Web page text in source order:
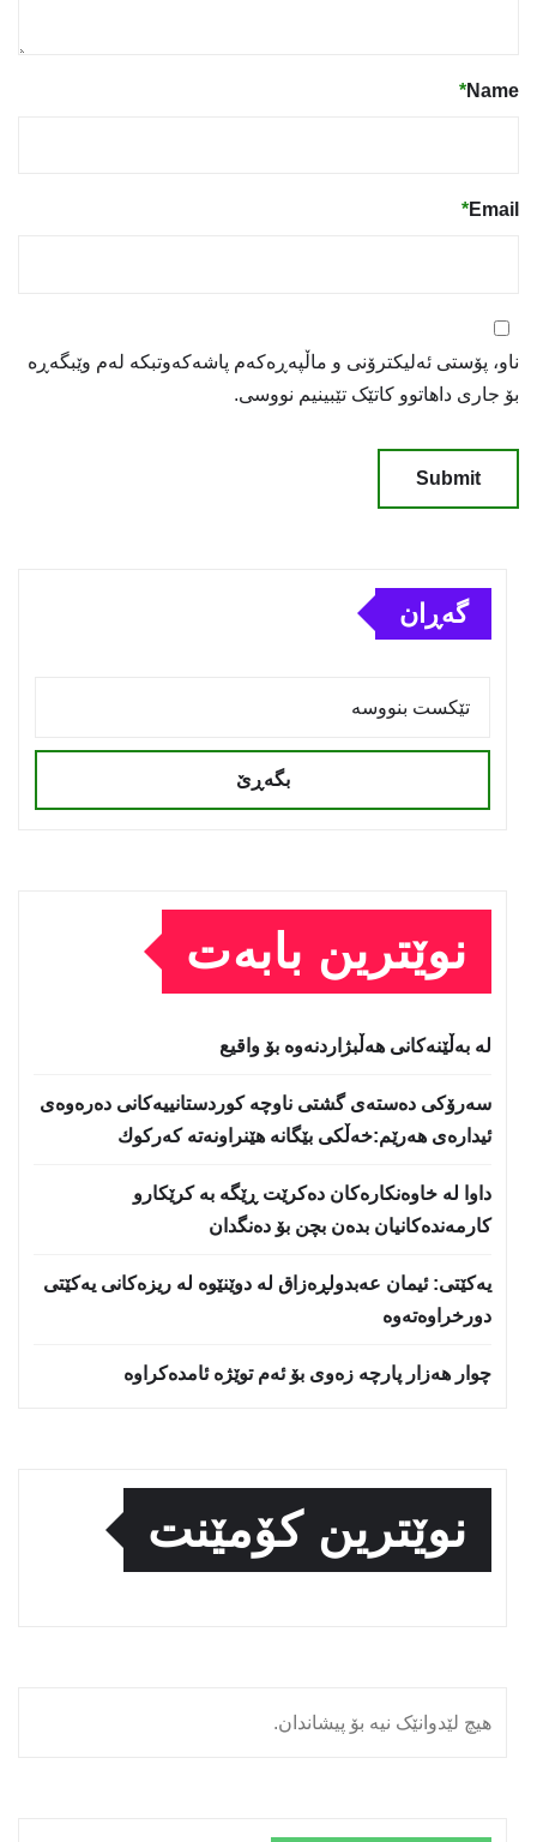
Name
*
Email
*
ناو، پۆستی ئەلیکترۆنی و ماڵپەڕەکەم پاشەکەوتبکە لەم وێبگەڕە
بۆ جاری داهاتوو کاتێک تێبینیم نووسی.
گەڕان
بگەڕێ
نوێترین بابەت
لە بەڵێنەکانی هەڵبژاردنەوە بۆ واقیع
سه‌رۆكی دەستەی گشتی ناوچە كوردستانییەكانی دەرەوەی
ئیدارەی هەرێم:خه‌ڵكی بێگانه‌ هێنراونه‌ته‌ كه‌ركوك
داوا لە خاوەنکارەکان دەکرێت ڕێگە بە کرێکارو
کارمەندەکانیان بدەن بچن بۆ دەنگدان
یه‌كێتی: ئیمان عه‌بدولڕه‌زاق له‌ دوێنێوه‌ له‌ ریزه‌كانی یه‌كێتی
دورخراوه‌ته‌وه‌
چوار هەزار پارچە زەوی بۆ ئەم توێژە ئامدەکراوە
نوێترین کۆمێنت
هیچ لێدوانێک نیە بۆ پیشاندان.